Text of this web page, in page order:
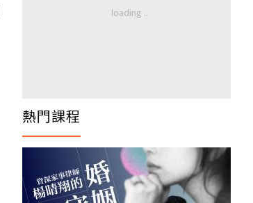
熱門課程